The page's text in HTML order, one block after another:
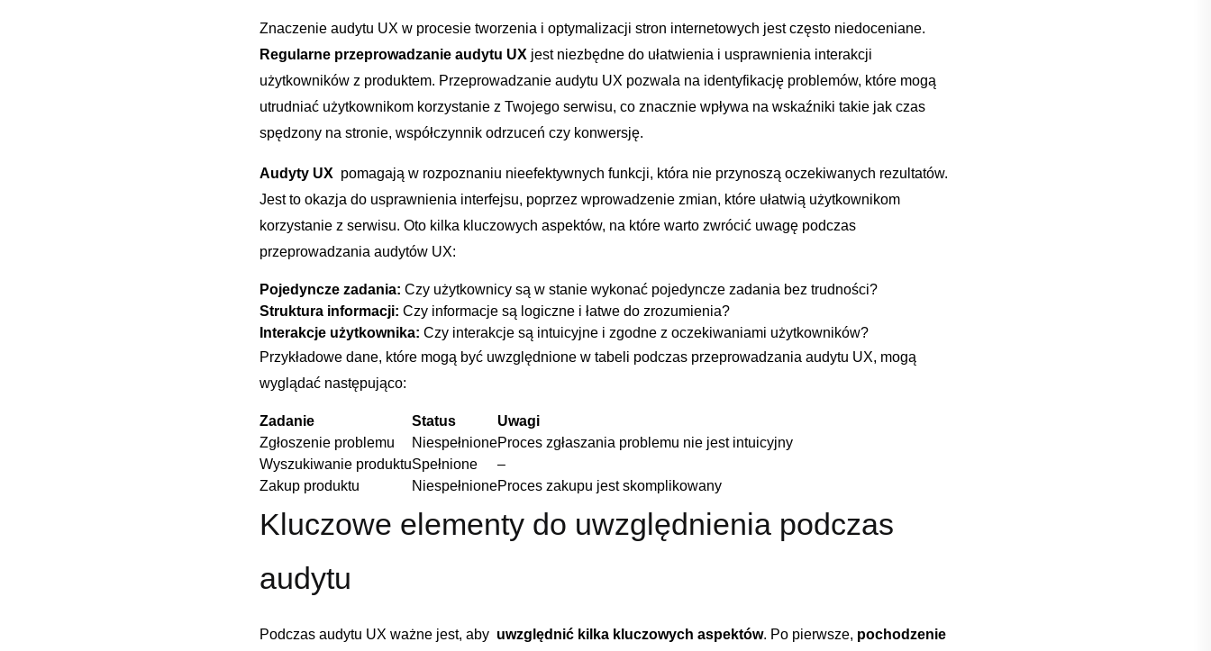
Znaczenie audytu UX w procesie tworzenia i optymalizacji stron internetowych jest ‌często niedoceniane.
Regularne przeprowadzanie audytu UX ​jest niezbędne do ułatwienia i ⁤usprawnienia‍ interakcji
‌użytkowników z produktem. Przeprowadzanie audytu UX pozwala na identyfikację problemów,⁢ które mogą
utrudniać użytkownikom ⁢korzystanie ​z Twojego serwisu, ⁢co znacznie wpływa na​ wskaźniki ⁢takie jak czas
spędzony na stronie, współczynnik⁤ odrzuceń czy konwersję.
Audyty UX ⁢ pomagają w rozpoznaniu nieefektywnych​ funkcji, która nie przynoszą oczekiwanych rezultatów.
Jest to okazja do usprawnienia interfejsu, poprzez wprowadzenie⁣ zmian, które⁢ ułatwią użytkownikom
korzystanie z ⁣serwisu. Oto kilka kluczowych aspektów, na które warto⁣ zwrócić uwagę podczas
przeprowadzania audytów UX:
Pojedyncze zadania: Czy użytkownicy ⁤są w stanie wykonać pojedyncze zadania bez trudności?
Struktura informacji: Czy​ informacje są logiczne i łatwe ⁣do zrozumienia?
Interakcje użytkownika: Czy interakcje są intuicyjne i ⁣zgodne z oczekiwaniami użytkowników?
Przykładowe dane, które mogą być uwzględnione w⁣ tabeli podczas przeprowadzania audytu UX, mogą
wyglądać następująco:
Zadanie Status
Uwagi
Zgłoszenie problemu
NiespełnioneProces zgłaszania problemu nie jest intuicyjny
Wyszukiwanie produktuSpełnione
–
Zakup produktu
NiespełnioneProces zakupu jest skomplikowany
Kluczowe elementy ⁢do uwzględnienia podczas⁣
audytu
Podczas audytu UX ważne jest, aby ⁤ uwzględnić kilka kluczowych aspektów. Po pierwsze, pochodzenie